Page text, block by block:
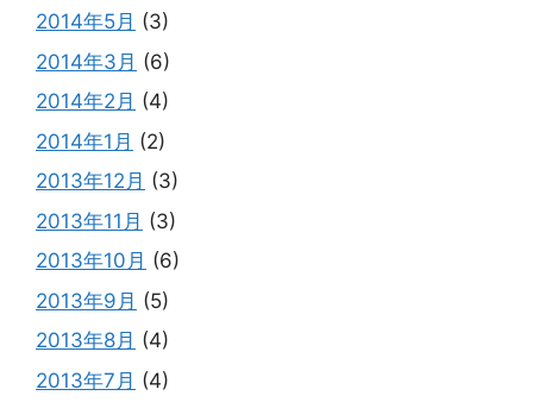
2014年5月 (3)
2014年3月 (6)
2014年2月 (4)
2014年1月 (2)
2013年12月 (3)
2013年11月 (3)
2013年10月 (6)
2013年9月 (5)
2013年8月 (4)
2013年7月 (4)